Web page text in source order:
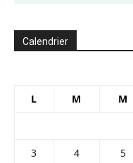
Calendrier
L M M
3
4 5